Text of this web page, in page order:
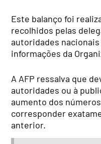
Este balanço foi
recolhidos pelas
autoridades
informações da
A AFP ressalva que
autoridades ou à
aumento dos
corresponder
anterior.